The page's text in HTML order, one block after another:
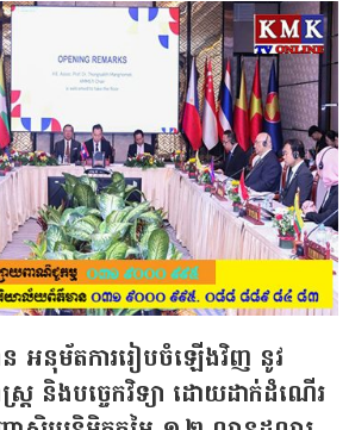
អនុម័ត​ការរៀបចំឡើងវិញ នូវ
ត្រ និងបច្ចេកវិទ្យា ដោយដាក់ដំណើរ